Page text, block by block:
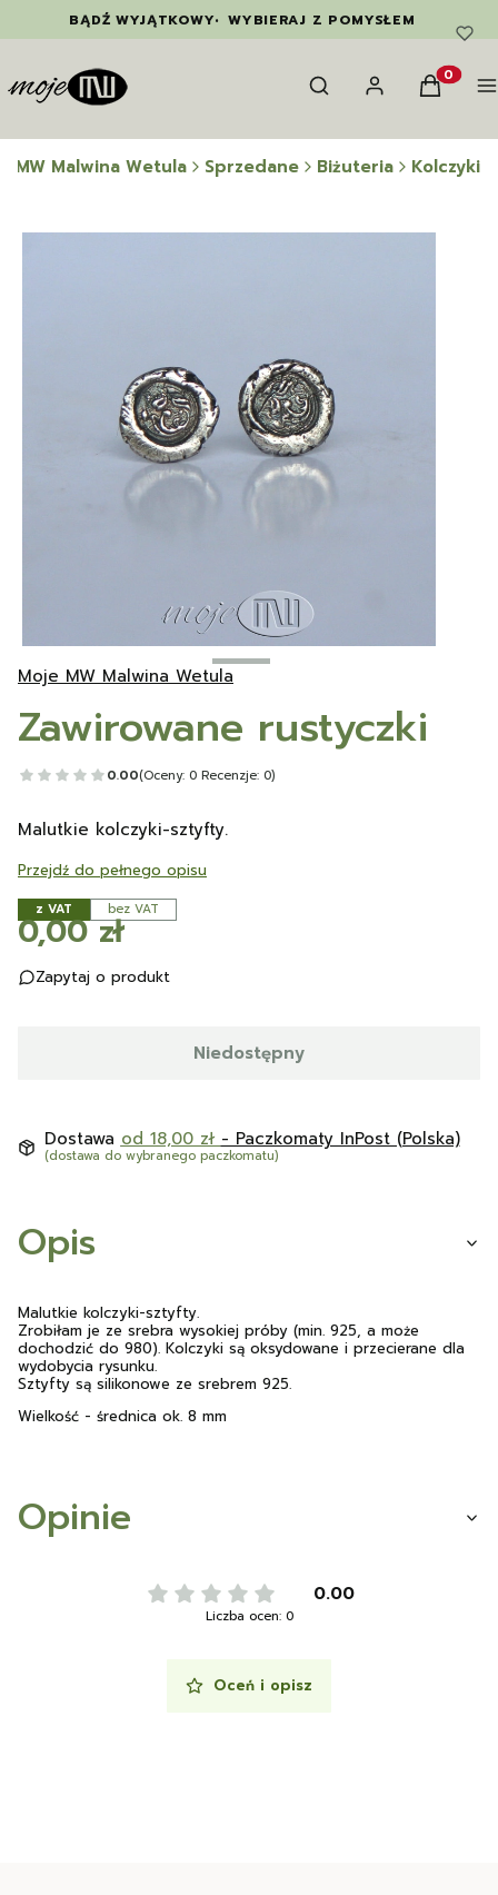
BĄDŹ WYJĄTKOWY• WYBIERAJ Z POMYSŁEM
Otwórz wyszukiwarkę
Szukaj Zaloguj sięKoszyk
MW Malwina Wetula Sprzedane Biżuteria Kolczyki
Moje MW Malwina Wetula
Zawirowane rustyczki
0.00(Oceny: 0 Recenzje: 0)
Malutkie kolczyki-sztyfty.
Przejdź do pełnego opisu
z VAT bez VAT
Cena
0,00 zł
Zapytaj o produkt
Niedostępny
Dostawa od 18,00 zł - Paczkomaty InPost (Polska)
(dostawa do wybranego paczkomatu)
Opis
Malutkie kolczyki-sztyfty.
Zrobiłam je ze srebra wysokiej próby (min. 925, a może
dochodzić do 980). Kolczyki są oksydowane i przecierane dla
wydobycia rysunku.
Sztyfty są silikonowe ze srebrem 925.
Wielkość - średnica ok. 8 mm
Opinie
0.00
Liczba ocen: 0
Oceń i opisz